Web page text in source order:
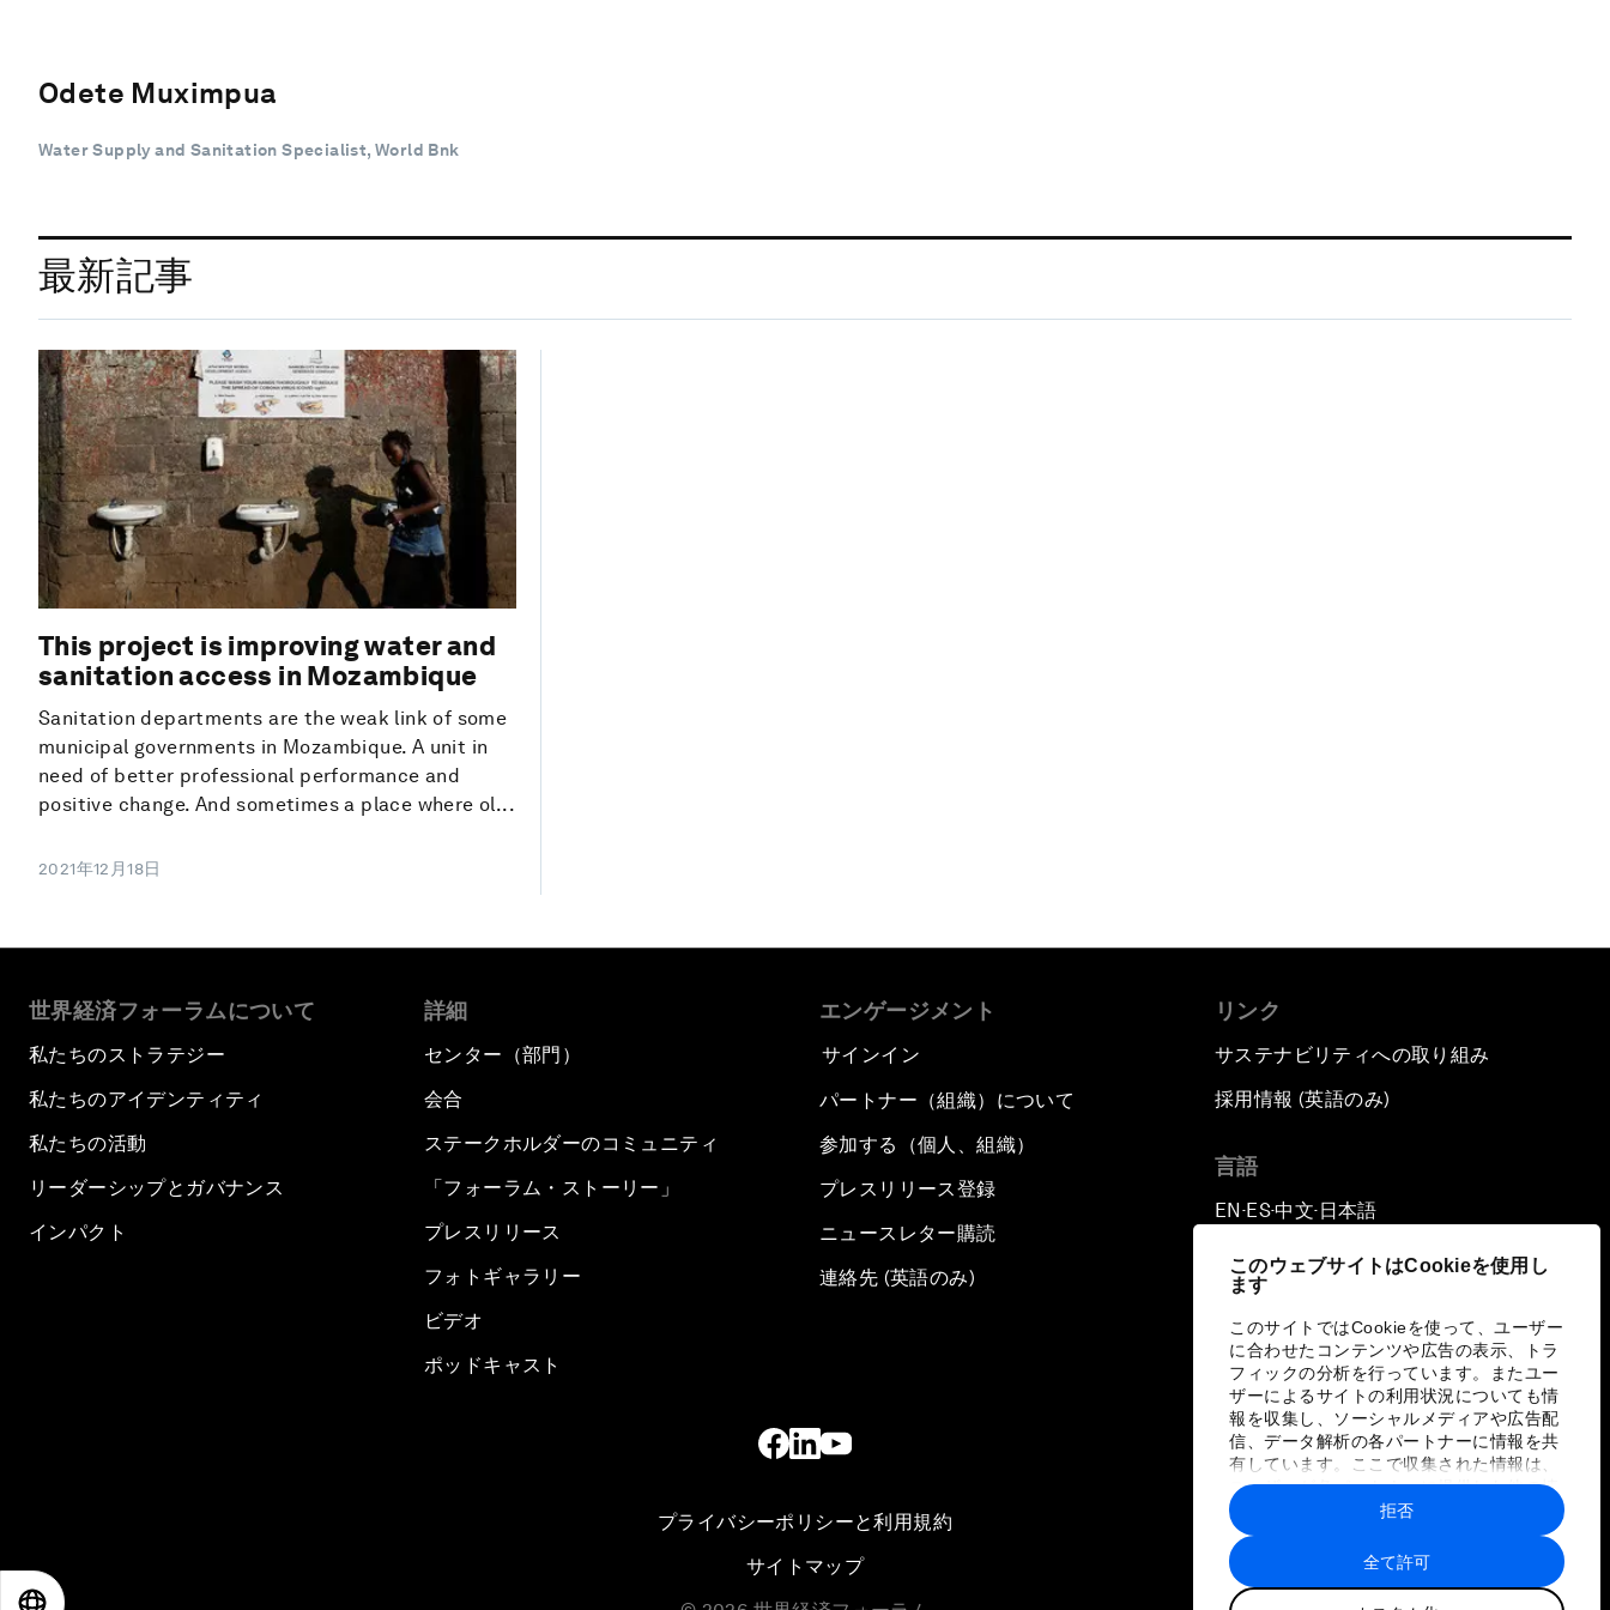
このウェブサイトはCookieを使用し
ます
このサイトではCookieを使って、ユーザー
に合わせたコンテンツや広告の表示、トラ
フィックの分析を行っています。またユー
ザーによるサイトの利用状況についても情
報を収集し、ソーシャルメディアや広告配
信、データ解析の各パートナーに情報を共
有しています。ここで収集された情報は、
ユーザーが各パートナーに提供した他の情
報や各パートナーのサービスを使用した際
に収集された情報と組み合わされ、各パー
トナーによって使用されることがありま
す。
全て許可
拒否
Odete Muximpua
Water Supply and Sanitation Specialist, World Bnk
最新記事
This project is improving water and
sanitation access in Mozambique
Sanitation departments are the weak link of some
municipal governments in Mozambique. A unit in
need of better professional performance and
positive change. And sometimes a place where ol...
2021年12月18日
世界経済フォーラムについて
私たちのストラテジー
私たちのアイデンティティ
私たちの活動
リーダーシップとガバナンス
インパクト
詳細
センター（部門）
会合
ステークホルダーのコミュニティ
「フォーラム・ストーリー」
プレスリリース
フォトギャラリー
ビデオ
ポッドキャスト
エンゲージメント
サインイン
パートナー（組織）について
参加する（個人、組織）
プレスリリース登録
ニュースレター購読
連絡先 (英語のみ)
リンク
サステナビリティへの取り組み
採用情報 (英語のみ)
言語
EN ▪ES▪中文▪ 日本語
プライバシーポリシーと利用規約
サイトマップ